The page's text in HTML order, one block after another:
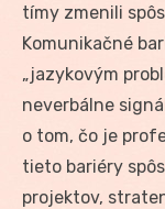
tímy zmenili
Komunikačné
„jazykovým
neverbálne
o tom, čo je
tieto bariéry
projektov,